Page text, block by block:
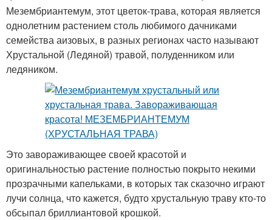
Мезембриантемум, этот цветок-трава, которая является
однолетним растением столь любимого дачниками
семейства аизовых, в разных регионах часто называют
Хрустальной (Ледяной) травой, полуденником или
ледяником.
Это завораживающее своей красотой и
оригинальностью растение полностью покрыто некими
прозрачными капельками, в которых так сказочно играют
лучи солнца, что кажется, будто хрустальную траву кто-то
обсыпал бриллиантовой крошкой.